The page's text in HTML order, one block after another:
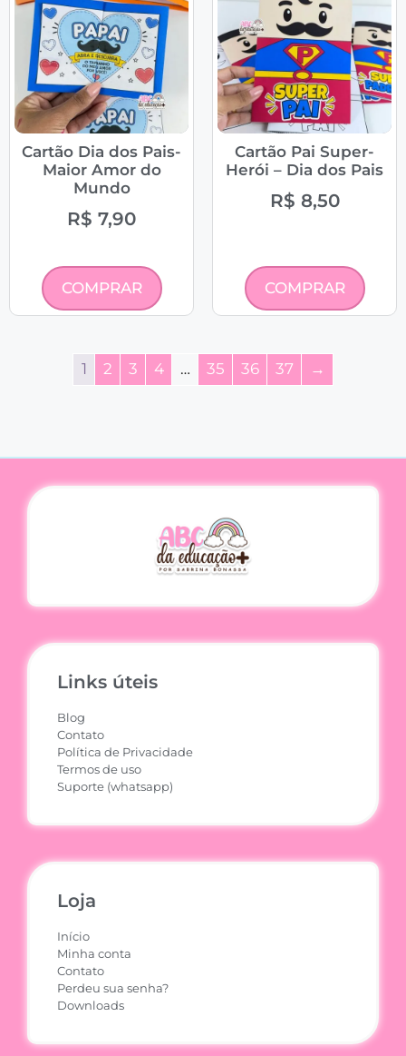
Cartão Dia dos Pais-
Maior Amor do
Mundo
R$ 7,90
COMPRAR
Cartão Pai Super-
Herói – Dia dos Pais
R$ 8,50
COMPRAR
1 2 3 4 … 35 36 37 →
Links úteis
Blog
Contato
Política de Privacidade
Termos de uso
Suporte (whatsapp)
Loja
Início
Minha conta
Contato
Perdeu sua senha?
Downloads